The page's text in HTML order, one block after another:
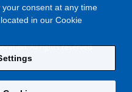
All rights reserved
consent at any time
in our Cookie